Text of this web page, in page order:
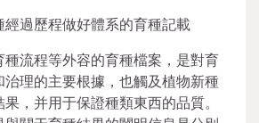
經過歷程做好體系的育種記載
流程等外容的育種檔案，是對育
理的主要根據，也觸及植物新種
，并用于保證種類東西的品質。